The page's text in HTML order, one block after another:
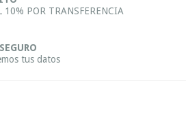
10% POR TRANSFERENCIA
tus datos